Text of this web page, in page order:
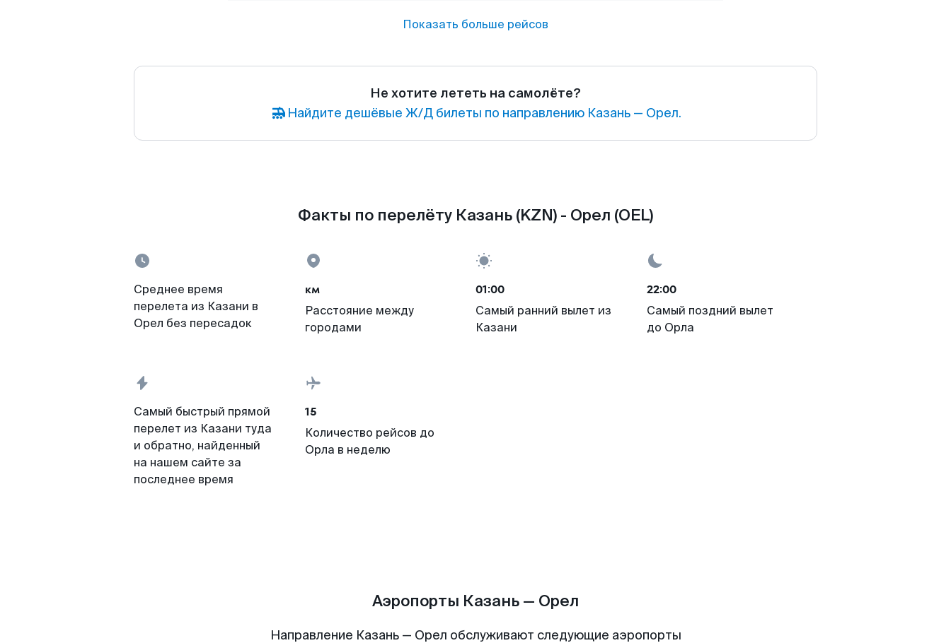
Показать больше рейсов
Не хотите лететь на самолёте?
Найдите дешёвые Ж/Д билеты по направлению Казань — Орел.
Факты по перелёту Казань (KZN) - Орел (OEL)
Среднее время
перелета из Казани в
Орел без пересадок
км
Расстояние между
городами
01:00
Самый ранний вылет из
Казани
22:00
Самый поздний вылет
до Орла
Самый быстрый прямой
перелет из Казани туда
и обратно, найденный
на нашем сайте за
последнее время
15
Количество рейсов до
Орла в неделю
Аэропорты Казань — Орел
Направление Казань — Орел обслуживают следующие аэропорты